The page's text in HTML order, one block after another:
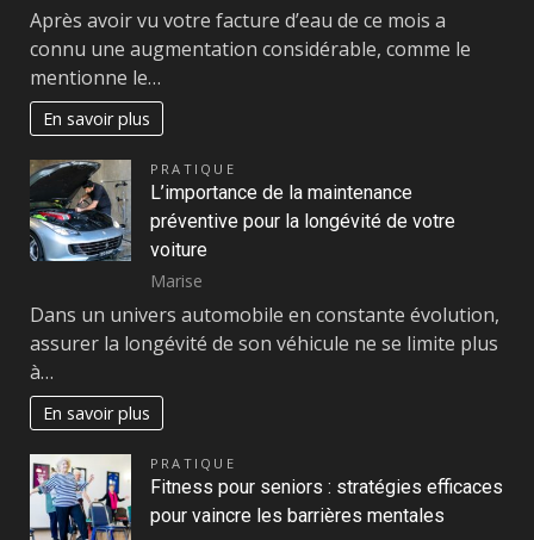
Après avoir vu votre facture d’eau de ce mois a
connu une augmentation considérable, comme le
mentionne le…
En savoir plus
PRATIQUE
L’importance de la maintenance
préventive pour la longévité de votre
voiture
Marise
Dans un univers automobile en constante évolution,
assurer la longévité de son véhicule ne se limite plus
à…
En savoir plus
PRATIQUE
Fitness pour seniors : stratégies efficaces
pour vaincre les barrières mentales